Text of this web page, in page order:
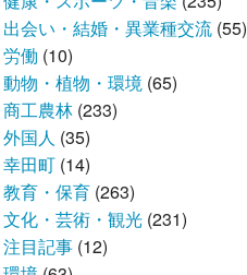
出会い・結婚・異業種交流(55)
労働 (10)
動物・植物・環境(65)
商工農林(233)
外国人 (35)
幸田町(14)
教育・保育(263)
文化・芸術・観光(231)
注目記事(12)